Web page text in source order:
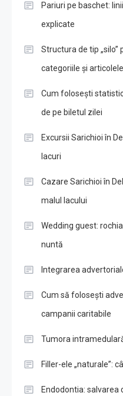
Pariuri pe baschet:
explicate
Structura de tip „silo”
categoriile și articolele
Cum folosești
de pe biletul zilei
Excursii Sarichioi în
lacuri
Cazare Sarichioi în
malul lacului
Wedding guest:
nuntă
Integrarea
Cum să folosești
campanii caritabile
Tumora
Filler-ele „naturale”:
Endodontia: salvarea